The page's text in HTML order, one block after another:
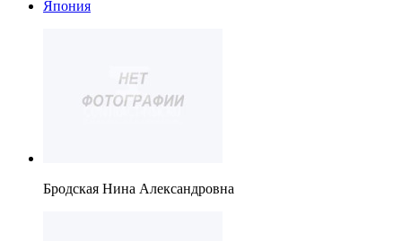
Япония
Бродская Нина Александровна